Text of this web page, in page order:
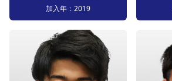
加入年： 2019